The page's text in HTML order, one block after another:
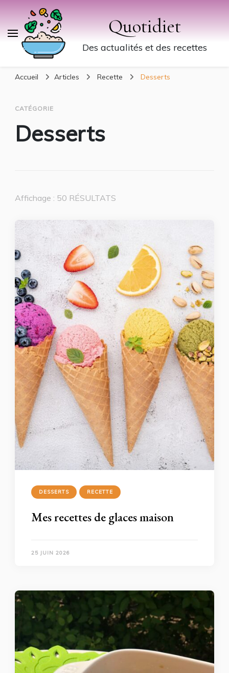
Quotidiet
Des actualités et des recettes
Accueil Articles Recette Desserts
CATÉGORIE
Desserts
Affichage : 50 RÉSULTATS
DESSERTS RECETTE
Mes recettes de glaces maison
25 JUIN 2026